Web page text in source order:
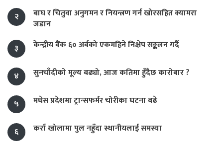
२
बाघ र चितुवा अनुगमन र नियन्त्रण गर्न खोरसहित क्यामरा
जडान
३
केन्द्रीय बैंक ६० अर्बको एकमहिने निक्षेप सङ्कलन गर्दै
४ सुनचाँदीको मूल्य बढ्यो, आज कतिमा हुँदैछ कारोबार ?
५ मधेस प्रदेशमा ट्रान्सफर्मर चोरीका घटना बढे
६ कर्रा खोलामा पुल नहुँदा स्थानीयलाई समस्या